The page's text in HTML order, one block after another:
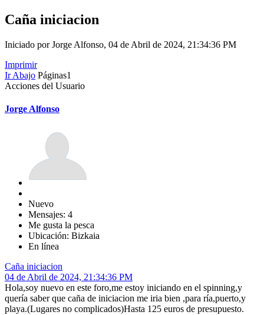
Caña iniciacion
Iniciado por Jorge Alfonso, 04 de Abril de 2024, 21:34:36 PM
Imprimir
Ir Abajo Páginas1
Acciones del Usuario
Jorge Alfonso
Nuevo
Mensajes: 4
Me gusta la pesca
Ubicación: Bizkaia
En línea
Caña iniciacion
04 de Abril de 2024, 21:34:36 PM
Hola,soy nuevo en este foro,me estoy iniciando en el spinning,y
quería saber que caña de iniciacion me iria bien ,para ría,puerto,y
playa.(Lugares no complicados)Hasta 125 euros de presupuesto.